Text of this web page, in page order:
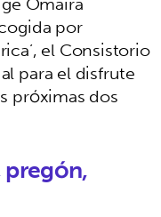
por
el Consistorio
para el disfrute
próximas dos
pregón,